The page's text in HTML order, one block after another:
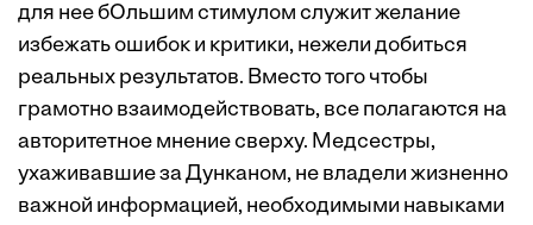
для нее бОльшим стимулом служит желание
избежать ошибок и критики, нежели добиться
реальных результатов. Вместо того чтобы
грамотно взаимодействовать, все полагаются на
авторитетное мнение сверху. Медсестры,
ухаживавшие за Дунканом, не владели жизненно
важной информацией, необходимыми навыками